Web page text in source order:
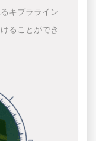
キブラライン
ることができ